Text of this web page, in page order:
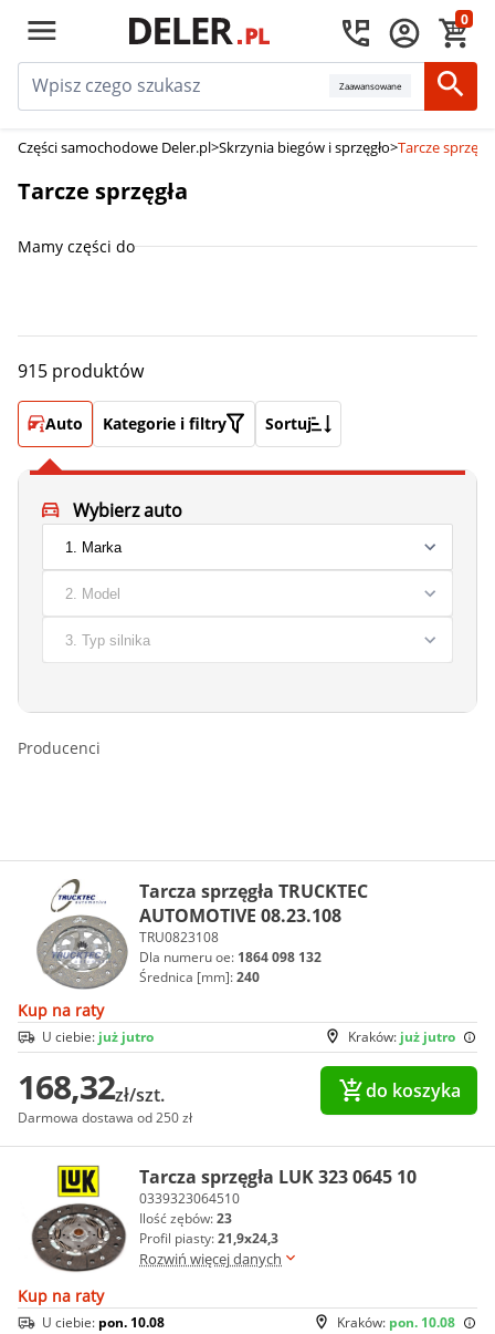
0
Zaawansowane
Części samochodowe Deler.pl>Skrzynia biegów i sprzęgło>Tarcze
Tarcze sprzęgła
Mamy części do
915 produktów
Auto Kategorie i filtry Sortuj
Wybierz auto
Producenci
Tarcza sprzęgła TRUCKTEC
AUTOMOTIVE 08.23.108
TRU0823108
Dla numeru oe: 1864 098 132
Średnica [mm]:240
Kup na raty
Kraków: już jutro
U ciebie: już jutro
168,32zł/szt.
Darmowa dostawa od 250 zł
do koszyka
Tarcza sprzęgła LUK 323 0645 10
0339323064510
Ilość zębów:23
Profil piasty:21,9x24,3
Rozwiń więcej danych
Kup na raty
Kraków: pon. 10.08
U ciebie: pon. 10.08